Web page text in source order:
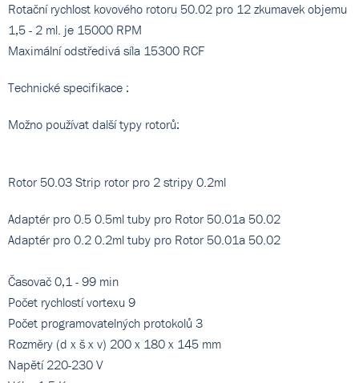
Rotační rychlost kovového rotoru 50.02 pro 12 zkumavek objemu
1,5 - 2 ml. je 15000 RPM
Maximální odstředivá síla 15300 RCF
Technické specifikace :
Možno používat další typy rotorů:
Rotor 50.03 Strip rotor pro 2 stripy 0.2ml
Adaptér pro 0.5 0.5ml tuby pro Rotor 50.01a 50.02
Adaptér pro 0.2 0.2ml tuby pro Rotor 50.01a 50.02
Časovač 0,1 - 99 min
Počet rychlostí vortexu 9
Počet programovatelných protokolů 3
Rozměry (d x š x v) 200 x 180 x 145 mm
Napětí 220-230 V